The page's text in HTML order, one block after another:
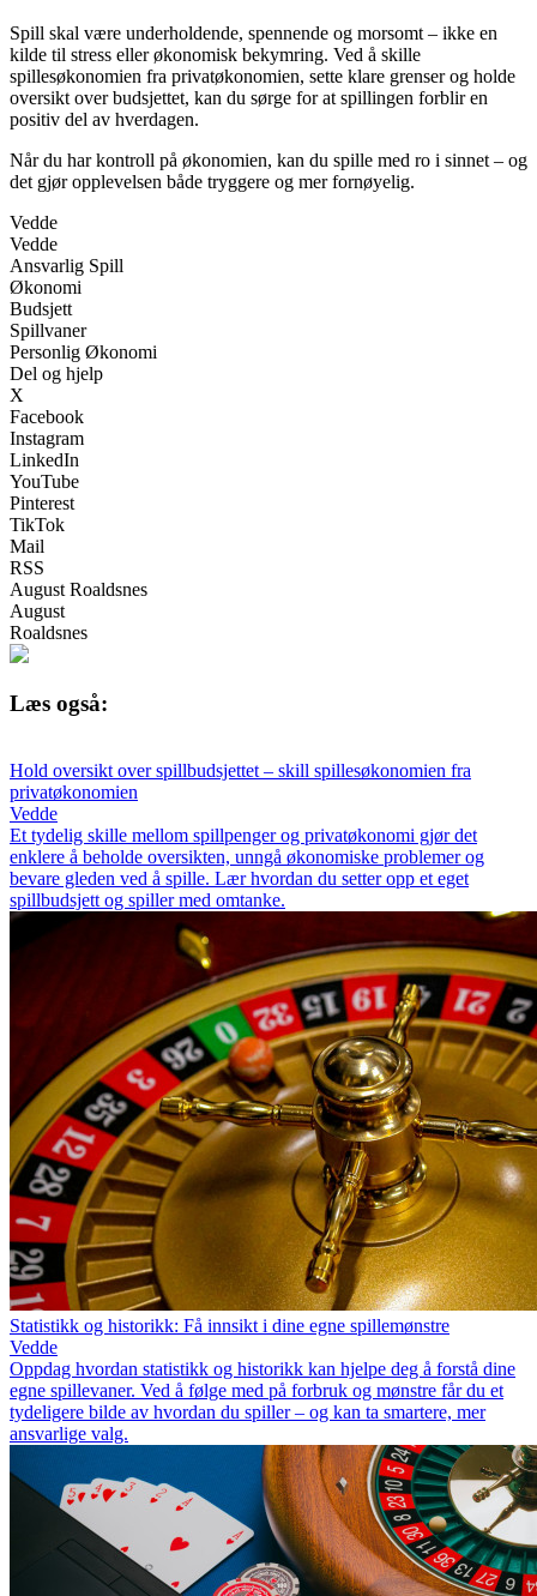
Spill skal være underholdende, spennende og morsomt – ikke en
kilde til stress eller økonomisk bekymring. Ved å skille
spillesøkonomien fra privatøkonomien, sette klare grenser og holde
oversikt over budsjettet, kan du sørge for at spillingen forblir en
positiv del av hverdagen.
Når du har kontroll på økonomien, kan du spille med ro i sinnet – og
det gjør opplevelsen både tryggere og mer fornøyelig.
Vedde
Vedde
Ansvarlig Spill
Økonomi
Budsjett
Spillvaner
Personlig Økonomi
Del og hjelp
X
Facebook
Instagram
LinkedIn
YouTube
Pinterest
TikTok
Mail
RSS
August Roaldsnes
August
Roaldsnes
Læs også:
Hold oversikt over spillbudsjettet – skill spillesøkonomien fra
privatøkonomien
Vedde
Et tydelig skille mellom spillpenger og privatøkonomi gjør det
enklere å beholde oversikten, unngå økonomiske problemer og
bevare gleden ved å spille. Lær hvordan du setter opp et eget
spillbudsjett og spiller med omtanke.
Statistikk og historikk: Få innsikt i dine egne spillemønstre
Vedde
Oppdag hvordan statistikk og historikk kan hjelpe deg å forstå dine
egne spillevaner. Ved å følge med på forbruk og mønstre får du et
tydeligere bilde av hvordan du spiller – og kan ta smartere, mer
ansvarlige valg.